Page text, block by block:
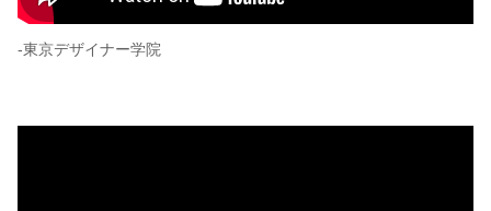
-東京デザイナー学院